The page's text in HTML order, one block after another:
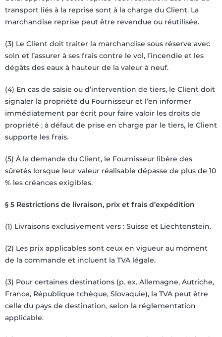
transport liés à la reprise sont à la charge du Client. La
marchandise reprise peut être revendue ou réutilisée.
(3) Le Client doit traiter la marchandise sous réserve avec
soin et l’assurer à ses frais contre le vol, l’incendie et les
dégâts des eaux à hauteur de la valeur à neuf.
(4) En cas de saisie ou d’intervention de tiers, le Client doit
signaler la propriété du Fournisseur et l’en informer
immédiatement par écrit pour faire valoir les droits de
propriété ; à défaut de prise en charge par le tiers, le Client
supporte les frais.
(5) À la demande du Client, le Fournisseur libère des
sûretés lorsque leur valeur réalisable dépasse de plus de 10
% les créances exigibles.
§ 5 Restrictions de livraison, prix et frais d’expédition
(1) Livraisons exclusivement vers : Suisse et Liechtenstein.
(2) Les prix applicables sont ceux en vigueur au moment
de la commande et incluent la TVA légale.
(3) Pour certaines destinations (p. ex. Allemagne, Autriche,
France, République tchèque, Slovaquie), la TVA peut être
celle du pays de destination, selon la réglementation
applicable.